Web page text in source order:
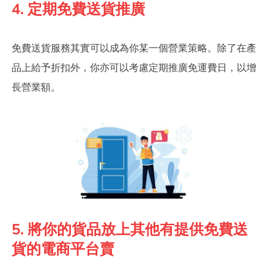
4. 定期免費送貨推廣
免費送貨服務其實可以成為你某一個營業策略。除了在產
品上給予折扣外，你亦可以考慮定期推廣免運費日，以增
長營業額。
5. 將你的貨品放上其他有提供免費送
貨的電商平台賣